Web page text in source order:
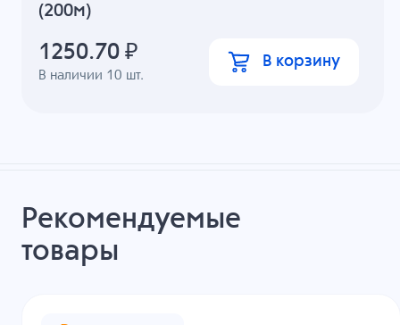
(200м)
В наличии 10 шт.
1250.70 ₽ В корзину
Рекомендуемые
товары